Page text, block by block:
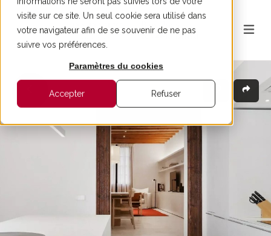
visite sur ce site. Un seul cookie sera utilisé dans
votre navigateur afin de se souvenir de ne pas
suivre vos préférences.
Paramètres du cookies
Accepter Refuser